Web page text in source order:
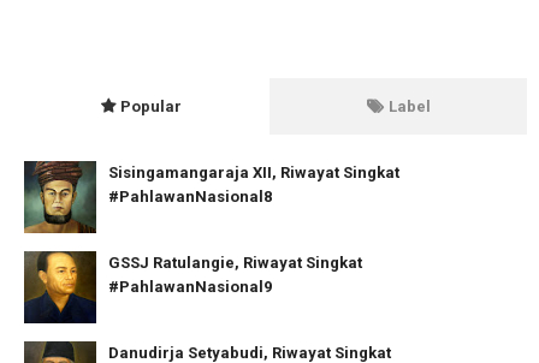
Popular Label
Sisingamangaraja XII, Riwayat Singkat
#PahlawanNasional8
GSSJ Ratulangie, Riwayat Singkat
#PahlawanNasional9
Danudirja Setyabudi, Riwayat Singkat